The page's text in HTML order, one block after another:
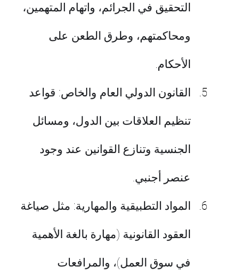
التحقيق في الجرائم، واتهام المتهمين،
ومحاكمتهم، وطرق الطعن على
الأحكام.
القانون الدولي العام والخاص: قواعد
تنظيم العلاقات بين الدول، ومسائل
الجنسية وتنازع القوانين عند وجود
عنصر أجنبي.
المواد التطبيقية والمهارية: مثل صياغة
العقود القانونية (مهارة بالغة الأهمية
في سوق العمل)، والمرافعات